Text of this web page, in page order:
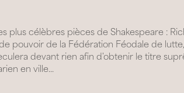
plus célèbres pièces de Shakespeare :
pouvoir de la Fédération Féodale de
devant rien afin d'obtenir le titre
en ville...